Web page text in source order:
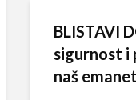
BLISTAVI
sigurnost i
naš